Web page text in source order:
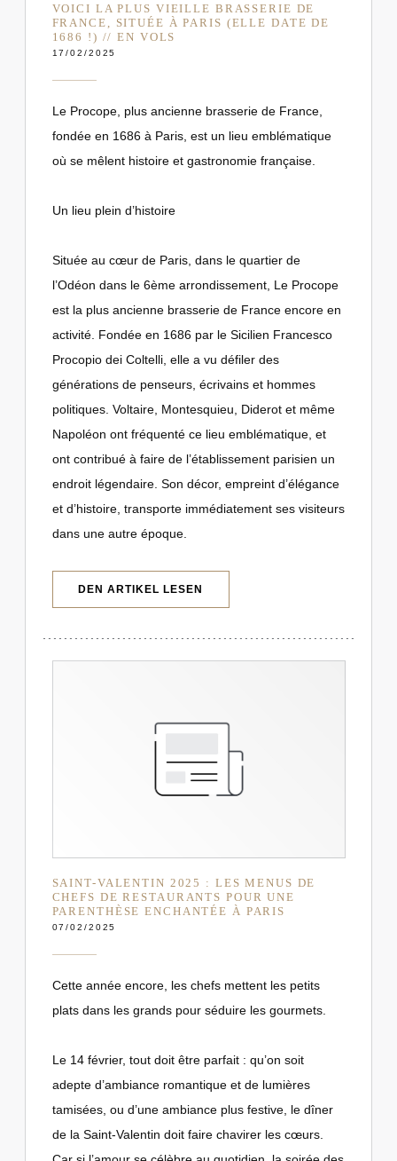
VOICI LA PLUS VIEILLE BRASSERIE DE
FRANCE, SITUÉE À PARIS (ELLE DATE DE
1686 !) // EN VOLS
17/02/2025
Le Procope, plus ancienne brasserie de France,
fondée en 1686 à Paris, est un lieu emblématique
où se mêlent histoire et gastronomie française.
Un lieu plein d’histoire
Située au cœur de Paris, dans le quartier de
l’Odéon dans le 6ème arrondissement, Le Procope
est la plus ancienne brasserie de France encore en
activité. Fondée en 1686 par le Sicilien Francesco
Procopio dei Coltelli, elle a vu défiler des
générations de penseurs, écrivains et hommes
politiques. Voltaire, Montesquieu, Diderot et même
Napoléon ont fréquenté ce lieu emblématique, et
ont contribué à faire de l’établissement parisien un
endroit légendaire. Son décor, empreint d’élégance
et d’histoire, transporte immédiatement ses visiteurs
dans une autre époque.
DEN ARTIKEL LESEN
SAINT-VALENTIN 2025 : LES MENUS DE
CHEFS DE RESTAURANTS POUR UNE
PARENTHÈSE ENCHANTÉE À PARIS
07/02/2025
Cette année encore, les chefs mettent les petits
plats dans les grands pour séduire les gourmets.
Le 14 février, tout doit être parfait : qu’on soit
adepte d’ambiance romantique et de lumières
tamisées, ou d’une ambiance plus festive, le dîner
de la Saint-Valentin doit faire chavirer les cœurs.